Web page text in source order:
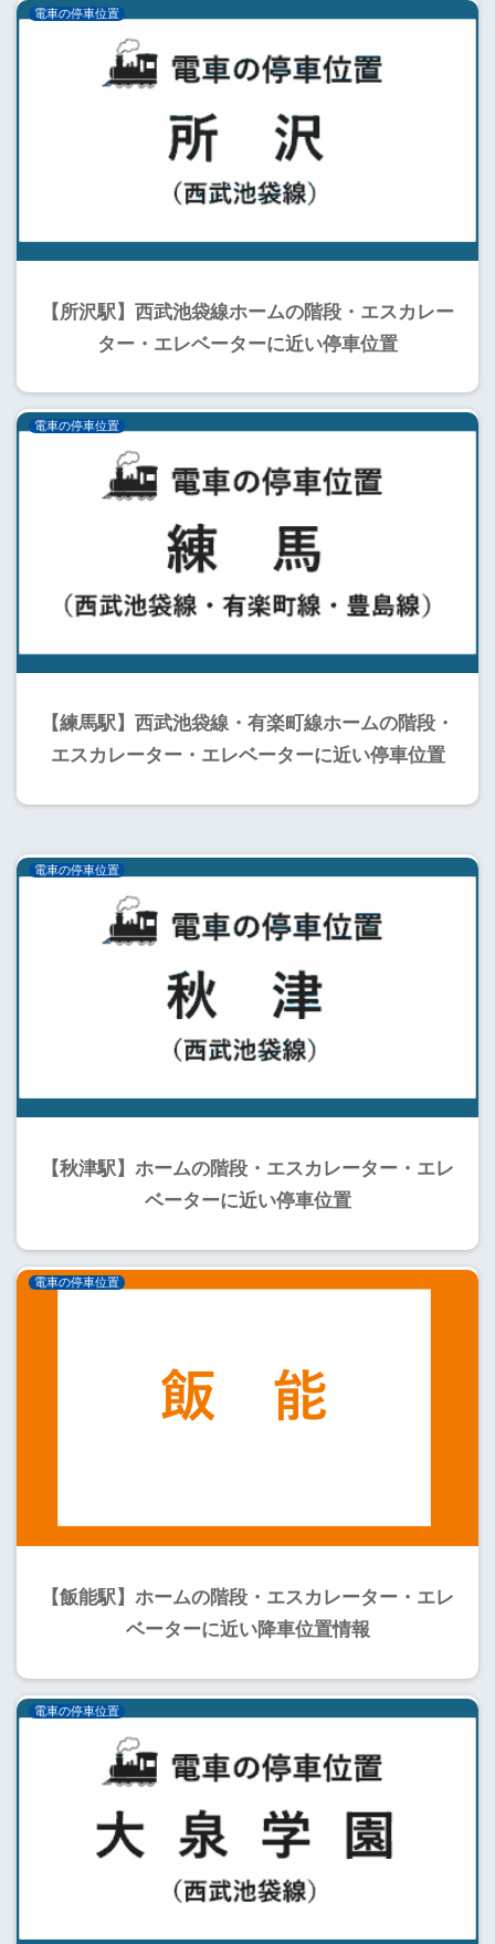
電車の停車位置
【所沢駅】西武池袋線ホームの階段・エスカレー
ター・エレベーターに近い停車位置
電車の停車位置
【練馬駅】西武池袋線・有楽町線ホームの階段・
エスカレーター・エレベーターに近い停車位置
電車の停車位置
【秋津駅】ホームの階段・エスカレーター・エレ
ベーターに近い停車位置
電車の停車位置
【飯能駅】ホームの階段・エスカレーター・エレ
ベーターに近い降車位置情報
電車の停車位置